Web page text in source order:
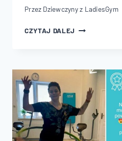
Przez Dziewczyny z LadiesGym
CZYTAJ DALEJ KLUBOWICZKA
GRUDZIEŃ